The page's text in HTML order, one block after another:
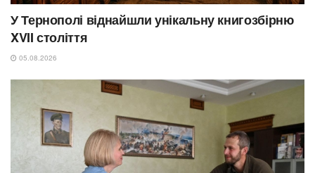
У Тернополі віднайшли унікальну книгозбірню
XVII століття
05.08.2026